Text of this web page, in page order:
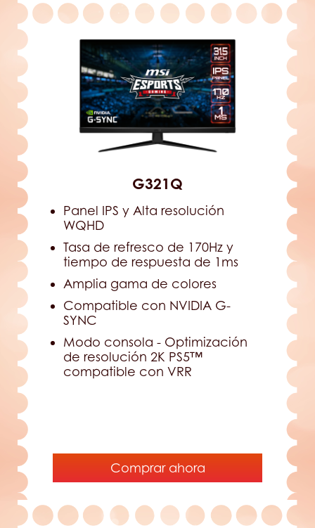
G321Q
Panel IPS y Alta resolución
WQHD
Tasa de refresco de 170Hz y
tiempo de respuesta de 1ms
Amplia gama de colores
Compatible con NVIDIA G-
SYNC
Modo consola - Optimización
de resolución 2K PS5™
compatible con VRR
Comprar ahora